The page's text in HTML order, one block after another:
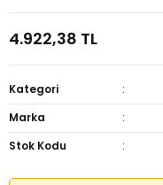
4.922,38 TL
Kategori
Marka
Stok Kodu